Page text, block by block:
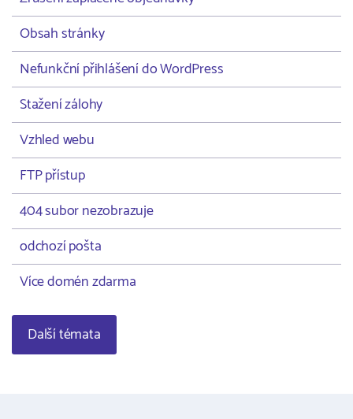
Obsah stránky
Nefunkční přihlášení do WordPress
Stažení zálohy
Vzhled webu
FTP přístup
404 subor nezobrazuje
odchozí pošta
Více domén zdarma
Další témata